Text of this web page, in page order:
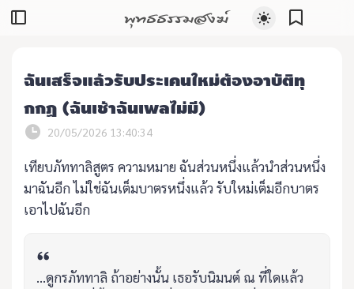
พุทธธรรมสงฆ์
ฉันเสร็จแล้วรับประเคนใหม่ต้องอาบัติทุ
กกฏ (ฉันเช้าฉันเพลไม่มี)
20/05/2026 13:40:34
เทียบภัททาลิสูตร ความหมาย ฉันส่วนหนึ่งแล้วนำส่วนหนึ่ง
มาฉันอีก ไม่ใช่ฉันเต็มบาตรหนึ่งแล้ว รับใหม่เต็มอีกบาตร
เอาไปฉันอีก
...ดูกรภัททาลิ ถ้าอย่างนั้น เธอรับนิมนต์ ณ ที่ใดแล้ว